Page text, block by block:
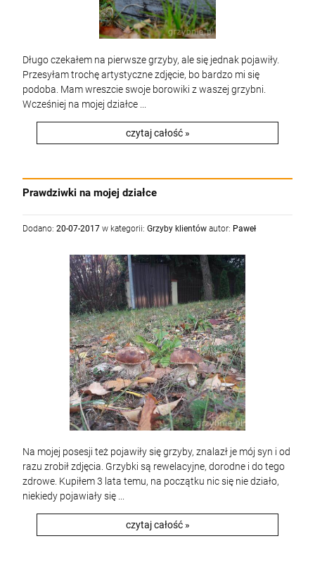
Długo czekałem na pierwsze grzyby, ale się jednak pojawiły.
Przesyłam trochę artystyczne zdjęcie, bo bardzo mi się
podoba. Mam wreszcie swoje borowiki z waszej grzybni.
Wcześniej na mojej działce ...
czytaj całość »
Prawdziwki na mojej działce
Dodano: 20-07-2017 w kategorii: Grzyby klientów autor: Paweł
Na mojej posesji też pojawiły się grzyby, znalazł je mój syn i od
razu zrobił zdjęcia. Grzybki są rewelacyjne, dorodne i do tego
zdrowe. Kupiłem 3 lata temu, na początku nic się nie działo,
niekiedy pojawiały się ...
czytaj całość »